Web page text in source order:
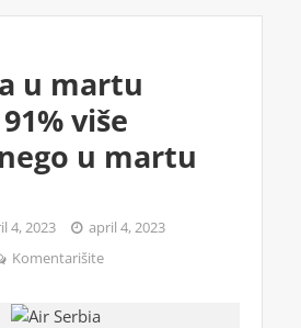
u martu
više
u martu
4, 2023
april 4, 2023
Komentarišite